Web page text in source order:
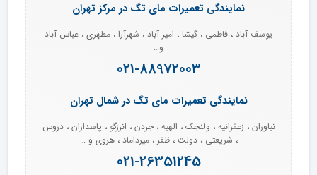
نمایندگی تعمیرات مای تگ در مرکز تهران
یوسف آباد ، فاطمی ، گیشا ، امیر آباد ، شهرآرا ، مطهری ، عباس آباد
و…
021-88972003
نمایندگی تعمیرات مای تگ در شمال تهران
نیاوران ، زعفرانیه ، ولنجک ، الهیه ، جردن ، انرزگو ، پاسداران ، دروس
، شریعتی ، دولت ، ظفر ، میرداماد ، هروی و …
021-26351245